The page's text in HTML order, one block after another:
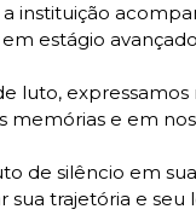
instituição
estágio
luto, expressamos
memórias e em
de silêncio em
sua trajetória e seu